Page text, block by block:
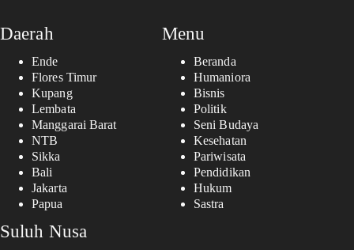
Daerah
Ende
Flores Timur
Kupang
Lembata
Manggarai Barat
NTB
Sikka
Bali
Jakarta
Papua
Menu
Beranda
Humaniora
Bisnis
Politik
Seni Budaya
Kesehatan
Pariwisata
Pendidikan
Hukum
Sastra
Suluh Nusa